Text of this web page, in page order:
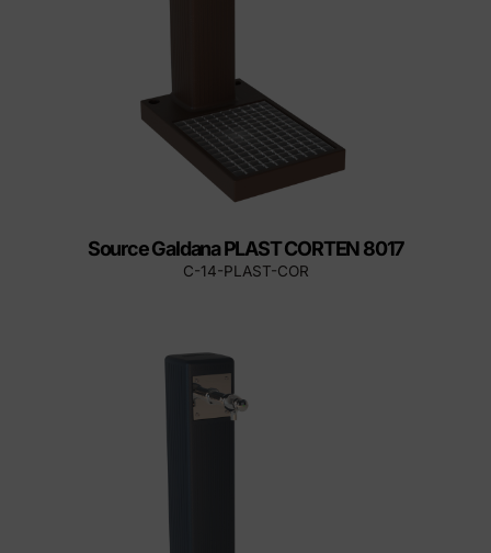
Source Galdana PLAST CORTEN 8017
C-14-PLAST-COR